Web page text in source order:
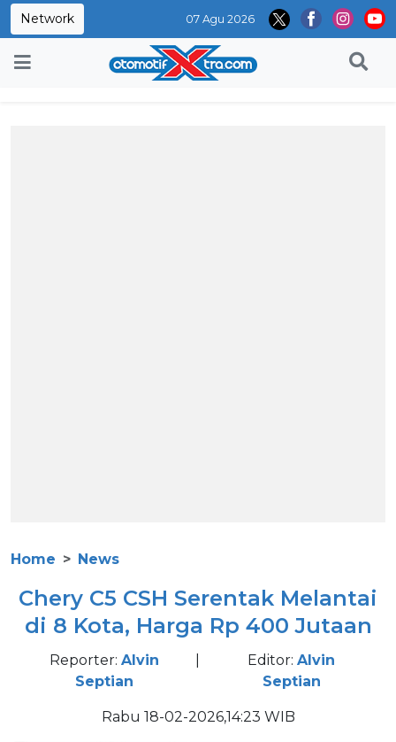
Network 07 Agu 2026
Home News
Chery C5 CSH Serentak Melantai
di 8 Kota, Harga Rp 400 Jutaan
Reporter: Alvin
Septian
Editor:Alvin
Septian
Rabu 18-02-2026,14:23 WIB